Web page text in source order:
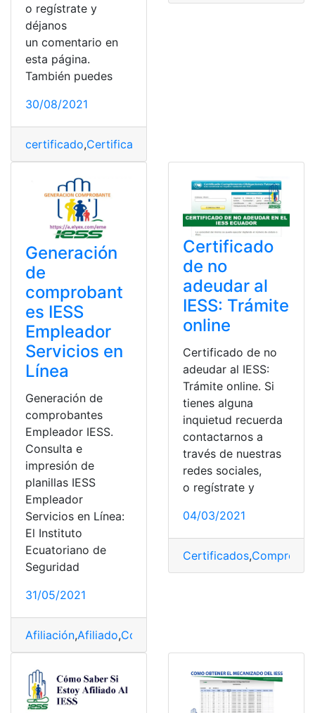
o regístrate y
déjanos
un comentario en
esta página.
También puedes
30/08/2021
certificado,Certificado de empadronamiento
Generación
de
comprobant
es IESS
Empleador
Servicios en
Línea
Generación de
comprobantes
Empleador IESS.
Consulta e
impresión de
planillas IESS
Empleador
Servicios en Línea:
El Instituto
Ecuatoriano de
Seguridad
31/05/2021
Afiliación,Afiliado,Comprobantes
Certificado
de no
adeudar al
IESS: Trámite
online
Certificado de no
adeudar al IESS:
Trámite online. Si
tienes alguna
inquietud recuerda
contactarnos a
través de nuestras
redes sociales,
o regístrate y
04/03/2021
Certificados,